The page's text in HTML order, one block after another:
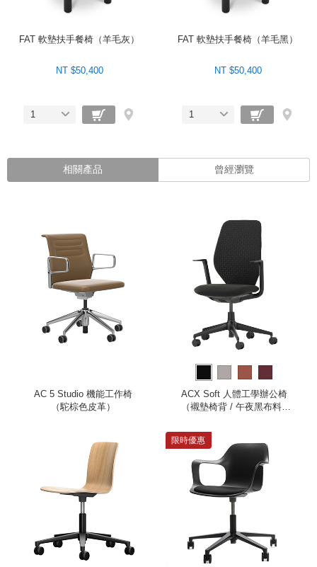
FAT 軟墊扶手餐椅（羊毛灰）
NT $50,400
1
FAT 軟墊扶手餐椅（羊毛黑）
NT $50,400
1
相關產品 曾經瀏覽
AC 5 Studio 機能工作椅
（駝棕色皮革）
ACX Soft 人體工學辦公椅
（襯墊椅背 / 午夜黑布料 /
限時優惠